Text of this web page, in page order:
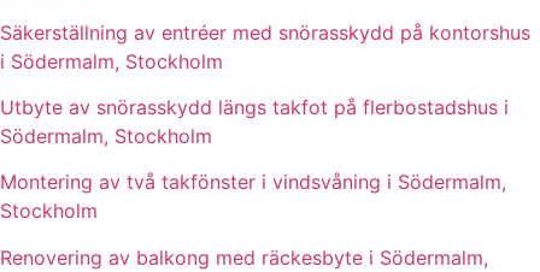
Säkerställning av entréer med snörasskydd på kontorshus
i Södermalm, Stockholm
Utbyte av snörasskydd längs takfot på flerbostadshus i
Södermalm, Stockholm
Montering av två takfönster i vindsvåning i Södermalm,
Stockholm
Renovering av balkong med räckesbyte i Södermalm,